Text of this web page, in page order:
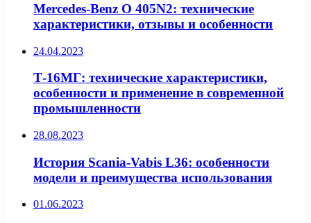
Mercedes-Benz O 405N2: технические
характеристики, отзывы и особенности
24.04.2023
Т-16МГ: технические характеристики,
особенности и применение в современной
промышленности
28.08.2023
История Scania-Vabis L36: особенности
модели и преимущества использования
01.06.2023